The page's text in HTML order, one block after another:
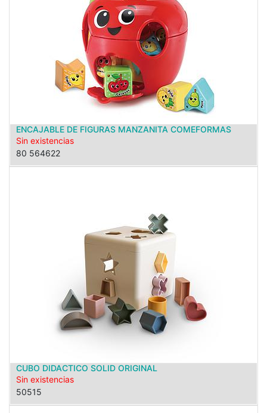
ENCAJABLE DE FIGURAS MANZANITA COMEFORMAS
Sin existencias
80 564622
CUBO DIDACTICO SOLID ORIGINAL
Sin existencias
50515